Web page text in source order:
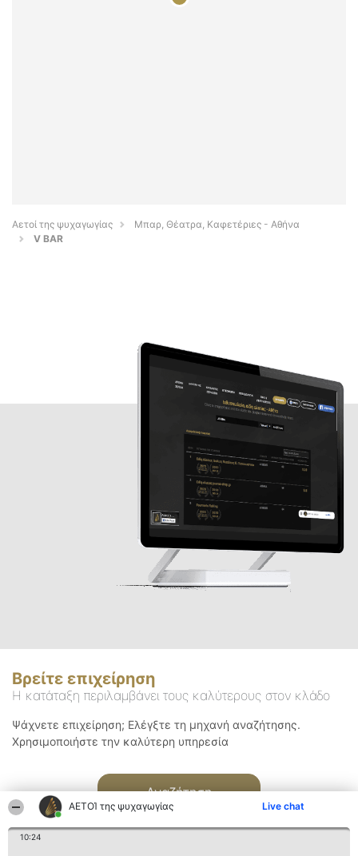
ΑΕΤΟΊ της ψυχαγωγίας Live chat
10:24
Αετοί της ψυχαγωγίας
Μπαρ, Θέατρα, Καφετέριες - Αθήνα
V BAR
Βρείτε επιχείρηση
Η κατάταξη περιλαμβάνει τους καλύτερους στον κλάδο
Ψάχνετε επιχείρηση; Ελέγξτε τη μηχανή αναζήτησης.
Χρησιμοποιήστε την καλύτερη υπηρεσία
Αναζήτηση